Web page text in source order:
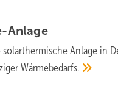
Anlage
Anlage in
Wärmebedarfs.